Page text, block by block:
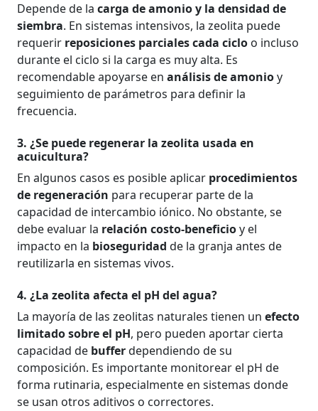
Depende de la carga de amonio y la densidad de
siembra. En sistemas intensivos, la zeolita puede
requerir reposiciones parciales cada ciclo o incluso
durante el ciclo si la carga es muy alta. Es
recomendable apoyarse en análisis de amonioy
seguimiento de parámetros para definir la
frecuencia.
3. ¿Se puede regenerar la zeolita usada en
acuicultura?
En algunos casos es posible aplicar procedimientos
de regeneración para recuperar parte de la
capacidad de intercambio iónico. No obstante, se
debe evaluar la relación costo-beneficioy el
impacto en la bioseguridad de la granja antes de
reutilizarla en sistemas vivos.
4. ¿La zeolita afecta el pH del agua?
La mayoría de las zeolitas naturales tienen un efecto
limitado sobre el pH, pero pueden aportar cierta
capacidad de bufferdependiendo de su
composición. Es importante monitorear el pH de
forma rutinaria, especialmente en sistemas donde
se usan otros aditivos o correctores.